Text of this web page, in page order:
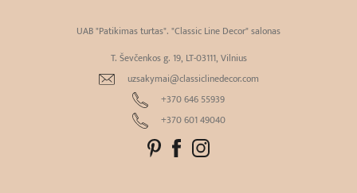
UAB "Patikimas turtas". "Classic Line Decor" salonas
T. Ševčenkos g. 19, LT-03111, Vilnius
uzsakymai@classiclinedecor.com
+370 646 55939
+370 601 49040